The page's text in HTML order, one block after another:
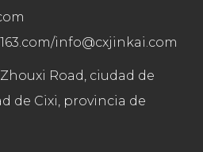
/info@cxjinkai.com
Road, ciudad de
de Cixi, provincia de